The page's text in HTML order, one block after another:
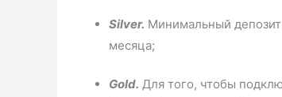
Silver. Минимальный депозит
месяца;
Gold. Для того, чтобы